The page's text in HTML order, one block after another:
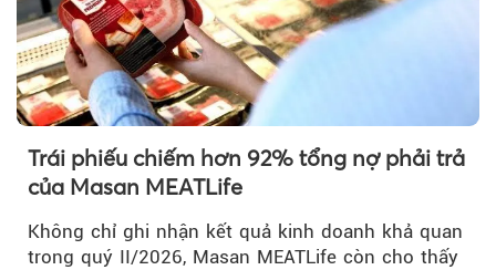
Trái phiếu chiếm hơn 92% tổng nợ phải trả
của Masan MEATLife
Không chỉ ghi nhận kết quả kinh doanh khả quan
trong quý II/2026, Masan MEATLife còn cho thấy